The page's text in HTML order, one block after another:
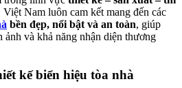
Nam luôn cam kết mang đến các
bền đẹp, nổi bật và an toàn, giúp
ảnh và khả năng nhận diện thương
kế biển hiệu tòa nhà